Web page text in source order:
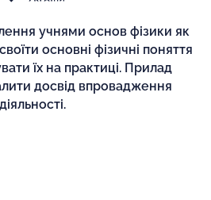
учнями основ фізики як
основні фізичні поняття
їх на практиці. Прилад
досвід впровадження